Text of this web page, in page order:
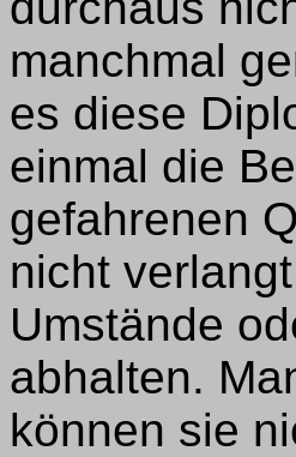
manchmal
es diese
einmal die
gefahrenen
nicht
Umstände
abhalten.
können sie